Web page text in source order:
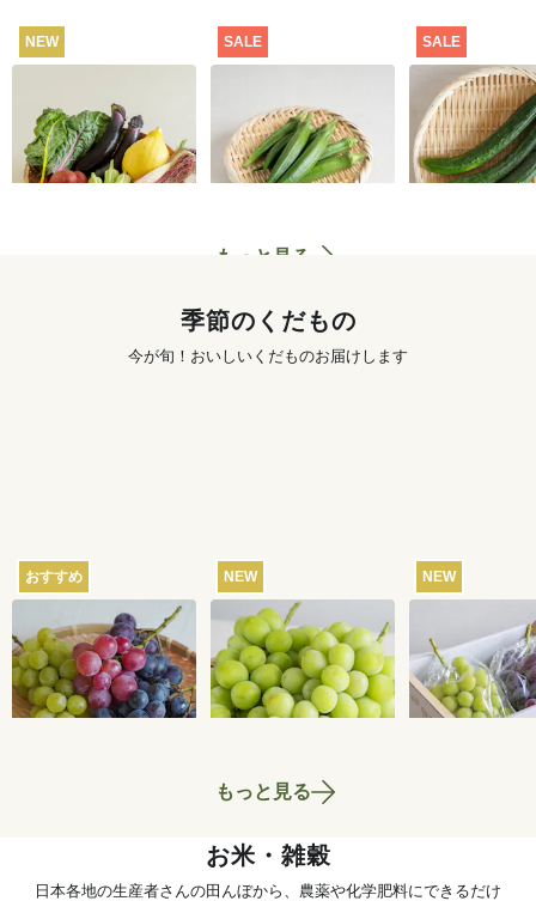
NEW
菜セット
2,980円
SALE
100g
291円
SALE
【特別価格】
り 300g
もっと見る
季節のくだもの
今が旬！おいしいくだものお届けします
おすすめ
【産地直送】葡萄畑
ふくじろうのふぞろ
い濃厚ぶどう 1.6kg
送料込 6,750円
NEW
【産地直送】やまな
し笛吹のシャインマ
スカット 1.2kg（特
栽相当）
送料込 6,580円
NEW
【産地直送】
輝きとシャイ
カット 1.2kg
笛吹・特栽相
送料込
もっと見る
お米・雑穀
日本各地の生産者さんの田んぼから、農薬や化学肥料にできるだけ